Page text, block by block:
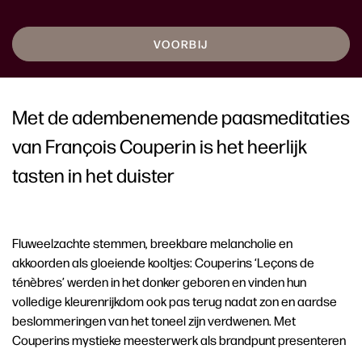
VOORBIJ
Met de adembenemende paasmeditaties
van François Couperin is het heerlijk
tasten in het duister
Fluweelzachte stemmen, breekbare melancholie en
akkoorden als gloeiende kooltjes: Couperins ‘Leçons de
ténèbres’ werden in het donker geboren en vinden hun
volledige kleurenrijkdom ook pas terug nadat zon en aardse
beslommeringen van het toneel zijn verdwenen. Met
Couperins mystieke meesterwerk als brandpunt presenteren